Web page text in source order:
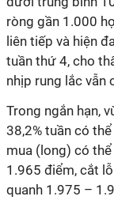
ròng gần 1.000
liên tiếp và hiện
tuần thứ 4, cho
nhịp rung lắc vẫn
Trong ngắn hạn,
38,2% tuần có
mua (long) có
1.965 điểm, cắt
quanh 1.975 –